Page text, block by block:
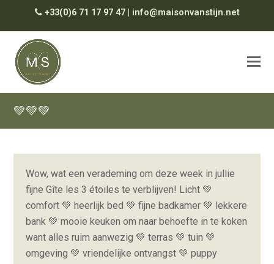
+33(0)6 71 17 97 47| info@maisonvanstijn.net
💚💚💚
Wow, wat een verademing om deze week in jullie
fijne Gîte les 3 étoiles te verblijven! Licht 💚
comfort 💚 heerlijk bed 💚 fijne badkamer 💚 lekkere
bank 💚 mooie keuken om naar behoefte in te koken
want alles ruim aanwezig 💚 terras 💚 tuin 💚
omgeving 💚 vriendelijke ontvangst 💚 puppy